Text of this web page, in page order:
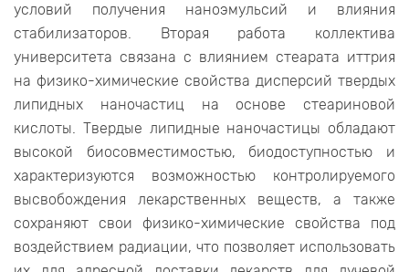
условий получения наноэмульсий и влияния
стабилизаторов. Вторая работа коллектива
университета связана с влиянием стеарата иттрия
на физико-химические свойства дисперсий твердых
липидных наночастиц на основе стеариновой
кислоты. Твердые липидные наночастицы обладают
высокой биосовместимостью, биодоступностью и
характеризуются возможностью контролируемого
высвобождения лекарственных веществ, а также
сохраняют свои физико-химические свойства под
воздействием радиации, что позволяет использовать